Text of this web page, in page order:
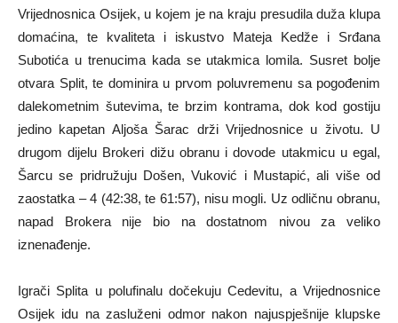
Vrijednosnica Osijek, u kojem je na kraju presudila duža klupa
domaćina, te kvaliteta i iskustvo Mateja Kedže i Srđana
Subotića u trenucima kada se utakmica lomila. Susret bolje
otvara Split, te dominira u prvom poluvremenu sa pogođenim
dalekometnim šutevima, te brzim kontrama, dok kod gostiju
jedino kapetan Aljoša Šarac drži Vrijednosnice u životu. U
drugom dijelu Brokeri dižu obranu i dovode utakmicu u egal,
Šarcu se pridružuju Došen, Vuković i Mustapić, ali više od
zaostatka – 4 (42:38, te 61:57), nisu mogli. Uz odličnu obranu,
napad Brokera nije bio na dostatnom nivou za veliko
iznenađenje.
Igrači Splita u polufinalu dočekuju Cedevitu, a Vrijednosnice
Osijek idu na zasluženi odmor nakon najuspješnije klupske